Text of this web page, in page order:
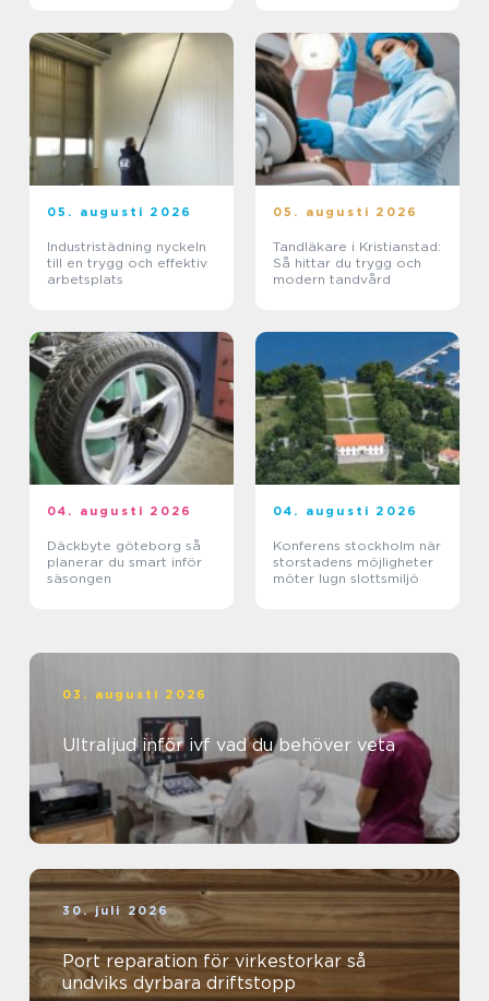
05. augusti 2026
Industristädning nyckeln
till en trygg och effektiv
arbetsplats
05. augusti 2026
Tandläkare i Kristianstad:
Så hittar du trygg och
modern tandvård
04. augusti 2026
Däckbyte göteborg så
planerar du smart inför
säsongen
04. augusti 2026
Konferens stockholm när
storstadens möjligheter
möter lugn slottsmiljö
03. augusti 2026
Ultraljud inför ivf vad du behöver veta
30. juli 2026
Port reparation för virkestorkar så
undviks dyrbara driftstopp